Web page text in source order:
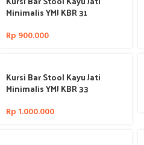
Minimalis YMJ KBR 31
Rp 900.000
Kursi Bar Stool Kayu Jati
Minimalis YMJ KBR 33
Rp 1.000.000